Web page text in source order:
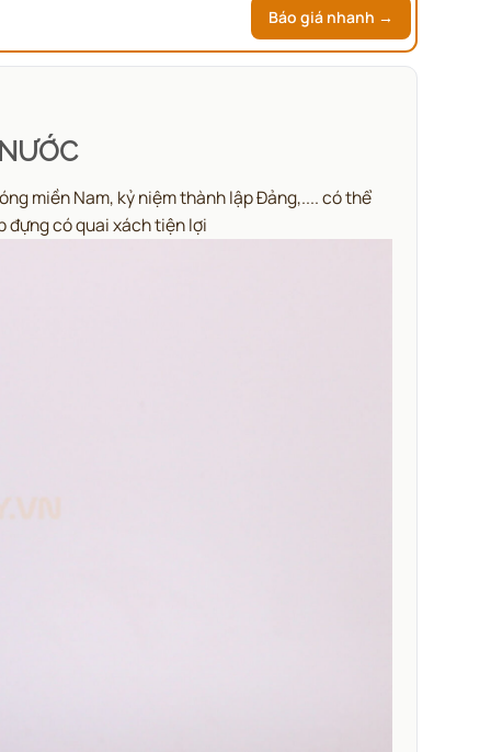
Báo giá nhanh →
miền Nam, kỷ niệm thành lập Đảng,.... có thể
đựng có quai xách tiện lợi